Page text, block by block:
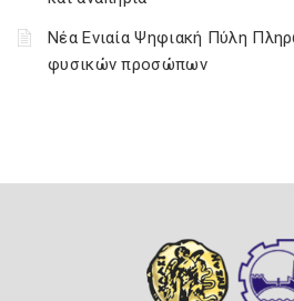
Νέα Ενιαία Ψηφιακή Πύλη
φυσικών προσώπων